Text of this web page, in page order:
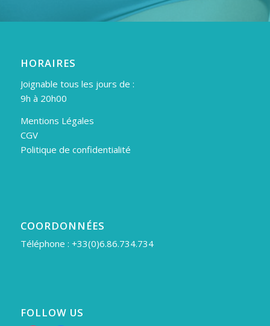
HORAIRES
Joignable tous les jours de :
9h à 20h00
Mentions Légales
CGV
Politique de confidentialité
COORDONNÉES
Téléphone : +33(0)6.86.734.734
FOLLOW US